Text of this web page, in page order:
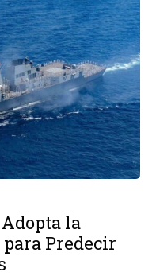
la
Predecir